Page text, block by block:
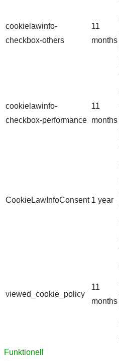
cookielawinfo-
checkbox-others
11
months
cookielawinfo-
checkbox-performance
11
months
CookieLawInfoConsent 1 year
viewed_cookie_policy
11
months
Funktionell